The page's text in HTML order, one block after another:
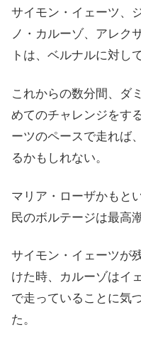
サイモン・イェーツ、
ノ・カルーゾ、アレク
トは、ベルナルに対し
これからの数分間、ダ
めてのチャレンジをす
ーツのペースで走れば
るかもしれない。
マリア・ローザかもと
民のボルテージは最高
サイモン・イェーツが
けた時、カルーゾはイ
で走っていることに気
た。